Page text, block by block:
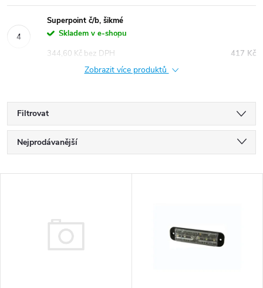
Superpoint č/b, šikmé
Skladem v e-shopu
417 Kč
344,60 Kč bez DPH
Zobrazit více produktů
Filtrovat
Ř
a
Nejprodávanější